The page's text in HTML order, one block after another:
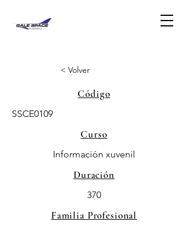
< Volver
Código
SSCE0109
Curso
Información xuvenil
Duración
370
Familia Profesional